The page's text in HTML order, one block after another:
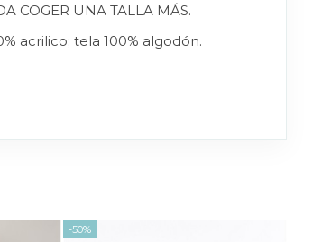
COGER UNA TALLA MÁS.
acrilico; tela 100% algodón.
-50%